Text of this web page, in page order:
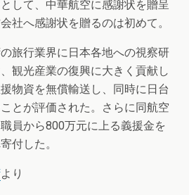
して、中華航空に感謝状を贈呈
社へ感謝状を贈るのは初めて。
旅行業界に日本各地への視察研
観光産業の復興に大きく貢献し
物資を無償輸送し、同時に日台
とが評価された。さらに同航空
員から800万元に上る義援金を
付した。
より